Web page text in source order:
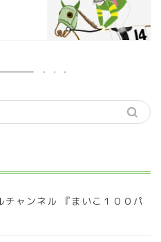
チャンネル 『まいこ１００パ